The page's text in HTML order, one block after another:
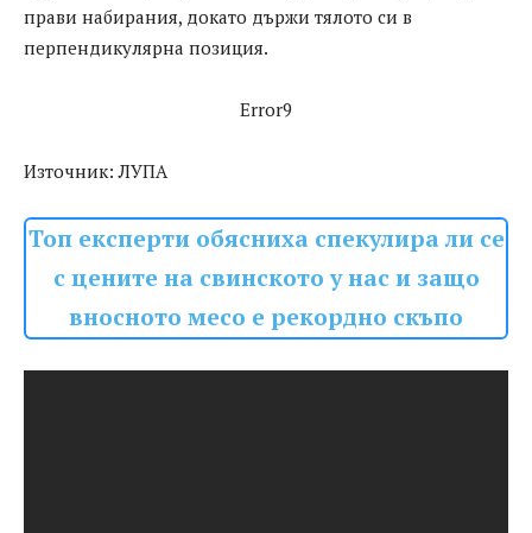
прави набирания, докато държи тялото си в
перпендикулярна позиция.
Error9
Източник: ЛУПА
Топ експерти обясниха спекулира ли се
с цените на свинското у нас и защо
вносното месо е рекордно скъпо